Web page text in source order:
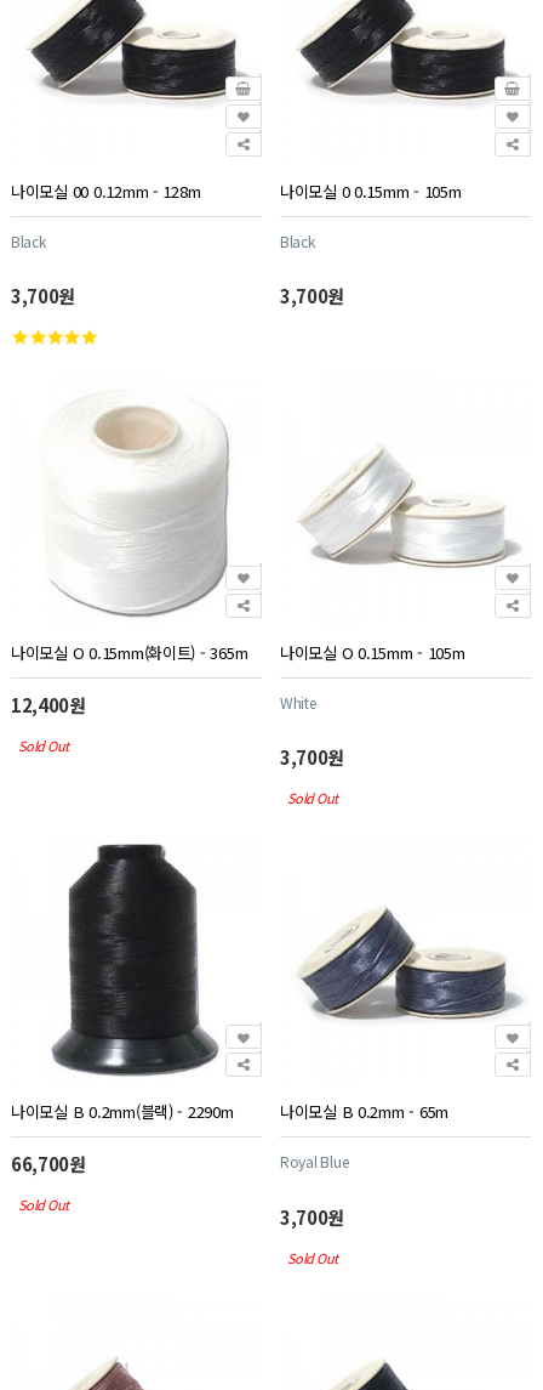
나이모실 00 0.12mm - 128m
Black
3,700원
나이모실 0 0.15mm - 105m
Black
3,700원
나이모실 O 0.15mm(화이트) - 365m
12,400원
Sold Out
나이모실 O 0.15mm - 105m
White
3,700원
Sold Out
나이모실 B 0.2mm(블랙) - 2290m
66,700원
Sold Out
나이모실 B 0.2mm - 65m
Royal Blue
3,700원
Sold Out